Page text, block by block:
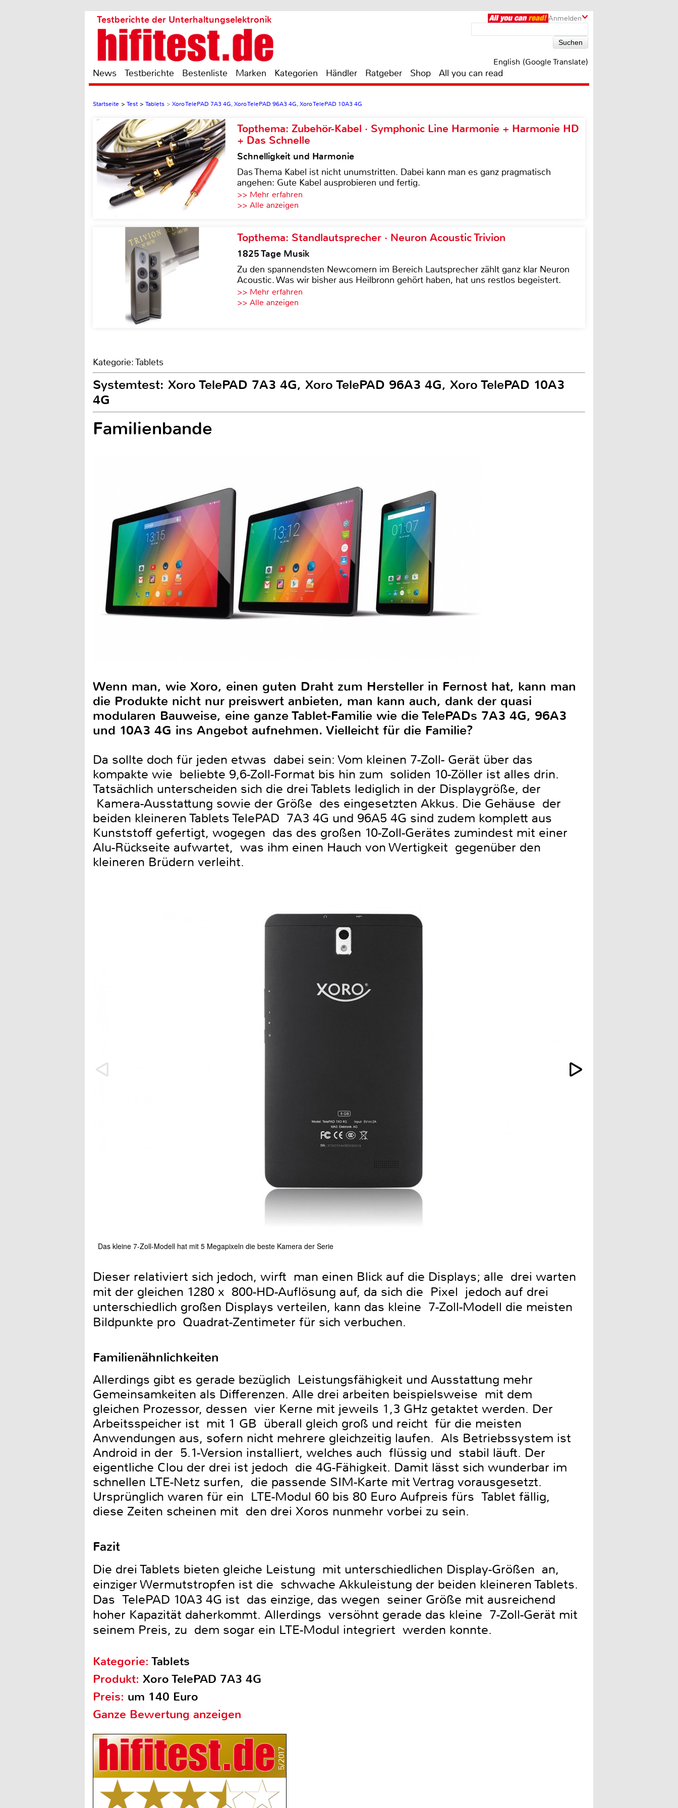
Anmelden
Testberichte der Unterhaltungselektronik
English (Google Translate)
News Testberichte Bestenliste Marken Kategorien Händler Ratgeber Shop All you can read
Startseite > Test > Tablets > Xoro TelePAD 7A3 4G, Xoro TelePAD 96A3 4G, Xoro TelePAD 10A3 4G
Topthema: Zubehör-Kabel · Symphonic Line Harmonie + Harmonie HD
+ Das Schnelle
Schnelligkeit und Harmonie
Das Thema Kabel ist nicht unumstritten. Dabei kann man es ganz pragmatisch
angehen: Gute Kabel ausprobieren und fertig.
>> Mehr erfahren
>> Alle anzeigen
Topthema: Standlautsprecher · Neuron Acoustic Trivion
1825 Tage Musik
Zu den spannendsten Newcomern im Bereich Lautsprecher zählt ganz klar Neuron
Acoustic. Was wir bisher aus Heilbronn gehört haben, hat uns restlos begeistert.
>> Mehr erfahren
>> Alle anzeigen
Kategorie: Tablets
Systemtest: Xoro TelePAD 7A3 4G, Xoro TelePAD 96A3 4G, Xoro TelePAD 10A3
4G
Familienbande
Wenn man, wie Xoro, einen guten Draht zum Hersteller in Fernost hat, kann man
die Produkte nicht nur preiswert anbieten, man kann auch, dank der quasi
modularen Bauweise, eine ganze Tablet-Familie wie die TelePADs 7A3 4G, 96A3
und 10A3 4G ins Angebot aufnehmen. Vielleicht für die Familie?
Da sollte doch für jeden etwas dabei sein: Vom kleinen 7-Zoll- Gerät über das
kompakte wie beliebte 9,6-Zoll-Format bis hin zum soliden 10-Zöller ist alles drin.
Tatsächlich unterscheiden sich die drei Tablets lediglich in der Displaygröße, der
Kamera-Ausstattung sowie der Größe des eingesetzten Akkus. Die Gehäuse der
beiden kleineren Tablets TelePAD 7A3 4G und 96A5 4G sind zudem komplett aus
Kunststoff gefertigt, wogegen das des großen 10-Zoll-Gerätes zumindest mit einer
Alu-Rückseite aufwartet, was ihm einen Hauch von Wertigkeit gegenüber den
kleineren Brüdern verleiht.
Das kleine 7-Zoll-Modell hat mit 5 Megapixeln die beste Kamera der Serie
Dieser relativiert sich jedoch, wirft man einen Blick auf die Displays; alle drei warten
mit der gleichen 1280 x 800-HD-Auflösung auf, da sich die Pixel jedoch auf drei
unterschiedlich großen Displays verteilen, kann das kleine 7-Zoll-Modell die meisten
Bildpunkte pro Quadrat-Zentimeter für sich verbuchen.
Familienähnlichkeiten
Allerdings gibt es gerade bezüglich Leistungsfähigkeit und Ausstattung mehr
Gemeinsamkeiten als Differenzen. Alle drei arbeiten beispielsweise mit dem
gleichen Prozessor, dessen vier Kerne mit jeweils 1,3 GHz getaktet werden. Der
Arbeitsspeicher ist mit 1 GB überall gleich groß und reicht für die meisten
Anwendungen aus, sofern nicht mehrere gleichzeitig laufen. Als Betriebssystem ist
Android in der 5.1-Version installiert, welches auch flüssig und stabil läuft. Der
eigentliche Clou der drei ist jedoch die 4G-Fähigkeit. Damit lässt sich wunderbar im
schnellen LTE-Netz surfen, die passende SIM-Karte mit Vertrag vorausgesetzt.
Ursprünglich waren für ein LTE-Modul 60 bis 80 Euro Aufpreis fürs Tablet fällig,
diese Zeiten scheinen mit den drei Xoros nunmehr vorbei zu sein.
Fazit
Die drei Tablets bieten gleiche Leistung mit unterschiedlichen Display-Größen an,
einziger Wermutstropfen ist die schwache Akkuleistung der beiden kleineren Tablets.
Das TelePAD 10A3 4G ist das einzige, das wegen seiner Größe mit ausreichend
hoher Kapazität daherkommt. Allerdings versöhnt gerade das kleine 7-Zoll-Gerät mit
seinem Preis, zu dem sogar ein LTE-Modul integriert werden konnte.
Kategorie:Tablets
Produkt: Xoro TelePAD 7A3 4G
Preis: um 140 Euro
Ganze Bewertung anzeigen
5/2017